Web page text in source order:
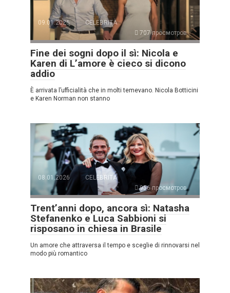
09.01.2026
CELEBRITÀ
707 просмотров
Fine dei sogni dopo il sì: Nicola e
Karen di L’amore è cieco si dicono
addio
È arrivata l’ufficialità che in molti temevano. Nicola Botticini
e Karen Norman non stanno
08.01.2026
CELEBRITÀ
956 просмотров
Trent’anni dopo, ancora sì: Natasha
Stefanenko e Luca Sabbioni si
risposano in chiesa in Brasile
Un amore che attraversa il tempo e sceglie di rinnovarsi nel
modo più romantico